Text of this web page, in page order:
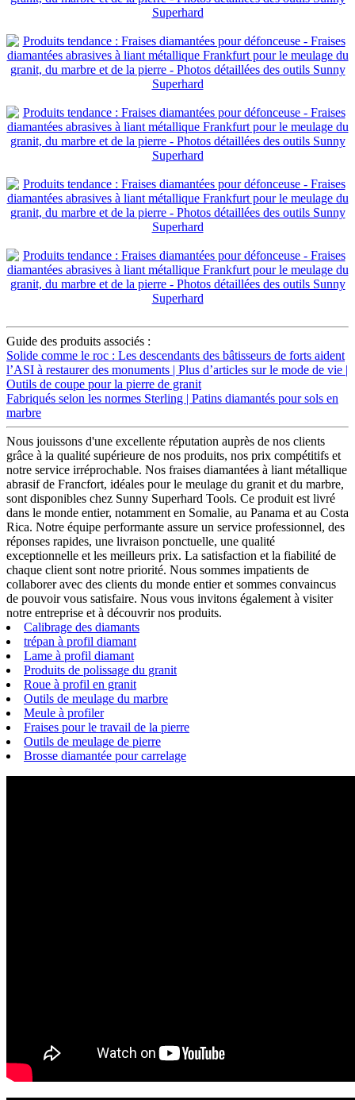
Guide des produits associés :
Solide comme le roc : Les descendants des bâtisseurs de forts aident
l’ASI à restaurer des monuments | Plus d’articles sur le mode de vie |
Outils de coupe pour la pierre de granit
Fabriqués selon les normes Sterling | Patins diamantés pour sols en
marbre
Nous jouissons d'une excellente réputation auprès de nos clients
grâce à la qualité supérieure de nos produits, nos prix compétitifs et
notre service irréprochable. Nos fraises diamantées à liant métallique
abrasif de Francfort, idéales pour le meulage du granit et du marbre,
sont disponibles chez Sunny Superhard Tools. Ce produit est livré
dans le monde entier, notamment en Somalie, au Panama et au Costa
Rica. Notre équipe performante assure un service professionnel, des
réponses rapides, une livraison ponctuelle, une qualité
exceptionnelle et les meilleurs prix. La satisfaction et la fiabilité de
chaque client sont notre priorité. Nous sommes impatients de
collaborer avec des clients du monde entier et sommes convaincus
de pouvoir vous satisfaire. Nous vous invitons également à visiter
notre entreprise et à découvrir nos produits.
Calibrage des diamants
trépan à profil diamant
Lame à profil diamant
Produits de polissage du granit
Roue à profil en granit
Outils de meulage du marbre
Meule à profiler
Fraises pour le travail de la pierre
Outils de meulage de pierre
Brosse diamantée pour carrelage